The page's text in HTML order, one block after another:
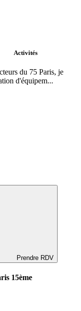
Activités
du 75 Paris, je
d'équipem...
Prendre RDV
15ème